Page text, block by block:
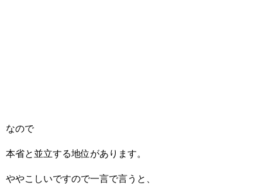
なので
本省と並立する地位があります。
ややこしいですので一言で言うと、